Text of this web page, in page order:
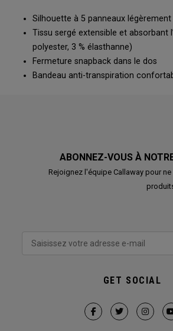
Silhouette à 5 panneaux
Tissu sergé extensible et absorbant
polyester, 3 % élasthanne)
Fermeture snapback dans le dos
Bandeau anti-transpiration
ABONNEZ-VOUS À
Rejoignez l'équipe Callaway pour
GET SOCIAL